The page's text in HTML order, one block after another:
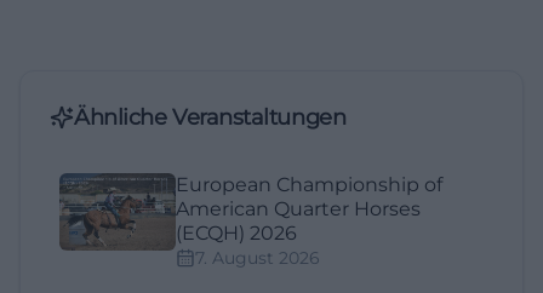
Ähnliche Veranstaltungen
European Championship of
American Quarter Horses
(ECQH) 2026
7. August 2026